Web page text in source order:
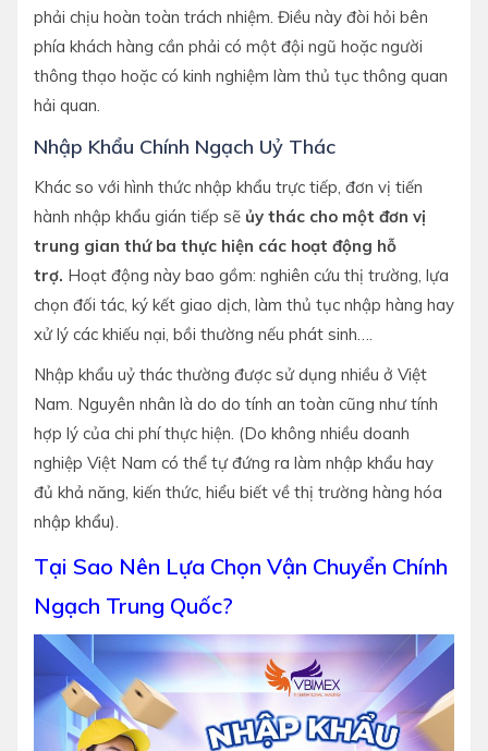
phải chịu hoàn toàn trách nhiệm. Điều này đòi hỏi bên
phía khách hàng cần phải có một đội ngũ hoặc người
thông thạo hoặc có kinh nghiệm làm thủ tục thông quan
hải quan.
Nhập Khẩu Chính Ngạch Uỷ Thác
Khác so với hình thức nhập khẩu trực tiếp, đơn vị tiến
hành nhập khẩu gián tiếp sẽ ủy thác cho một đơn vị
trung gian thứ ba thực hiện các hoạt động hỗ
trợ. Hoạt động này bao gồm: nghiên cứu thị trường, lựa
chọn đối tác, ký kết giao dịch, làm thủ tục nhập hàng hay
xử lý các khiếu nại, bồi thường nếu phát sinh….
Nhập khẩu uỷ thác thường được sử dụng nhiều ở Việt
Nam. Nguyên nhân là do do tính an toàn cũng như tính
hợp lý của chi phí thực hiện. (Do không nhiều doanh
nghiệp Việt Nam có thể tự đứng ra làm nhập khẩu hay
đủ khả năng, kiến thức, hiểu biết về thị trường hàng hóa
nhập khẩu).
Tại Sao Nên Lựa Chọn Vận Chuyển Chính
Ngạch Trung Quốc?